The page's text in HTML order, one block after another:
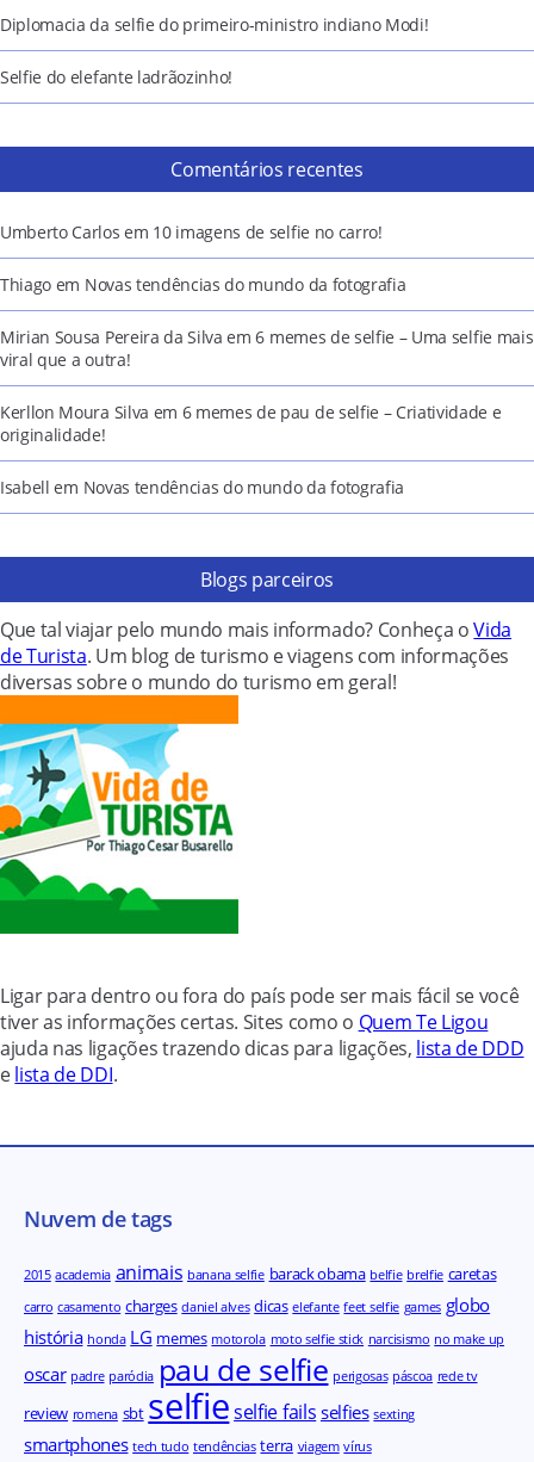
Diplomacia da selfie do primeiro-ministro indiano Modi!
Selfie do elefante ladrãozinho!
Comentários recentes
Umberto Carlos em 10 imagens de selfie no carro!
Thiago em Novas tendências do mundo da fotografia
Mirian Sousa Pereira da Silva em6 memes de selfie – Uma selfie mais
viral que a outra!
Kerllon Moura Silva em 6 memes de pau de selfie – Criatividade e
originalidade!
Isabell em Novas tendências do mundo da fotografia
Blogs parceiros
Que tal viajar pelo mundo mais informado? Conheça oVida
de Turista. Um blog de turismo e viagens com informações
diversas sobre o mundo do turismo em geral!
Ligar para dentro ou fora do país pode ser mais fácil se você
tiver as informações certas. Sites como o Quem Te Ligou
ajuda nas ligações trazendo dicas para ligações, lista de DDD
elista de DDI.
Nuvem de tags
2015 academia animais banana selfie barack obama belfie brelfie caretas
carro casamento charges daniel alves dicas elefante feet selfie games globo
história honda LG memes motorola moto selfie stick narcisismo no make up
oscar padre paródia pau de selfie perigosas páscoa rede tv
review romena sbt selfieselfie fails selfies sexting
smartphones tech tudo tendências terra viagem vírus